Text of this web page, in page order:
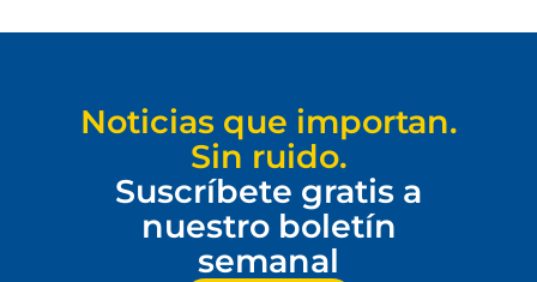
Noticias que importan.
Sin ruido.
Suscríbete gratis a
nuestro boletín
semanal